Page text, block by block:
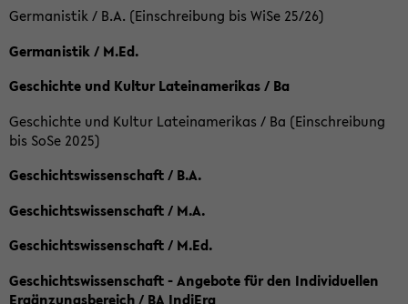
Germanistik / B.A. (Einschreibung bis WiSe 25/26)
Germanistik / M.Ed.
Geschichte und Kultur Lateinamerikas / Ba
Geschichte und Kultur Lateinamerikas / Ba (Einschreibung
bis SoSe 2025)
Geschichtswissenschaft / B.A.
Geschichtswissenschaft / M.A.
Geschichtswissenschaft / M.Ed.
Geschichtswissenschaft - Angebote für den Individuellen
Ergänzungsbereich / BA IndiErg